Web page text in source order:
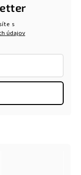
s
údajov